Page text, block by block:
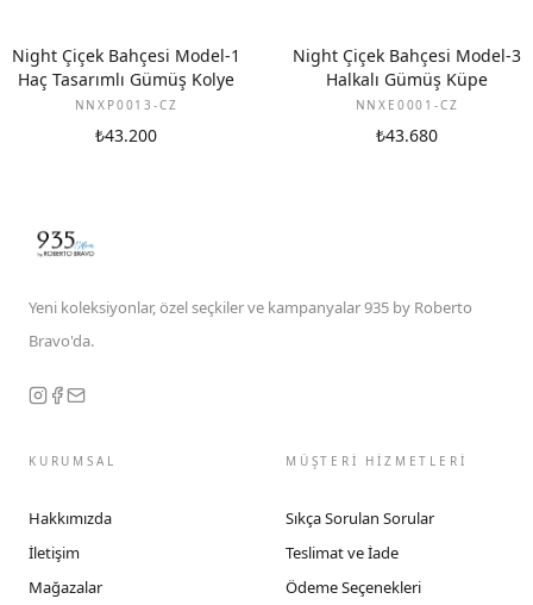
Night Çiçek Bahçesi Model-1
Haç Tasarımlı Gümüş Kolye
NNXP0013-CZ
₺43.200
Night Çiçek Bahçesi Model-3
Halkalı Gümüş Küpe
NNXE0001-CZ
₺43.680
Yeni koleksiyonlar, özel seçkiler ve kampanyalar 935 by Roberto
Bravo'da.
KURUMSAL
Hakkımızda
İletişim
Mağazalar
MÜŞTERİ HİZMETLERİ
Sıkça Sorulan Sorular
Teslimat ve İade
Ödeme Seçenekleri